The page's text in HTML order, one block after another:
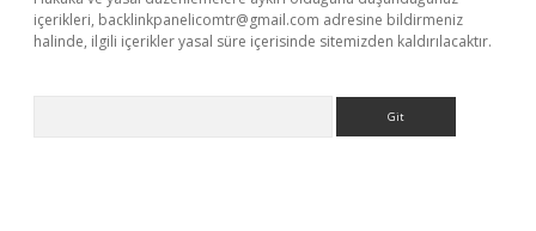
içerikleri, backlinkpanelicomtr@gmail.com adresine bildirmeniz
halinde, ilgili içerikler yasal süre içerisinde sitemizden kaldırılacaktır.